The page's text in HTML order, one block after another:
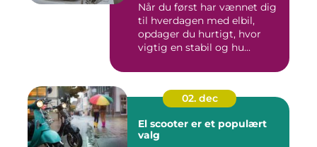
Når du først har vænnet dig
til hverdagen med elbil,
opdager du hurtigt, hvor
vigtig en stabil og hu...
02. dec
El scooter er et populært
valg